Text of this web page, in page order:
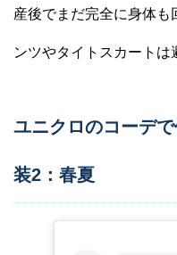
産後でまだ完全に身体
ンツやタイトスカートは
ユニクロのコーデ
装2：春夏